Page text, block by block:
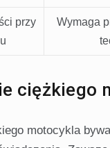
przy
Wymaga
ciężkiego
motocykla